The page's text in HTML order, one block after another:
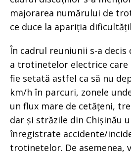
majorarea numărului de
ce duce la apariția
În cadrul reuniunii s-a decis
a trotinetelor electrice care
fie setată astfel ca să nu
km/h în parcuri, zonele
un flux mare de cetățeni,
dar și străzile din Chișinău
înregistrate accidente/
trotinetelor. De asemenea,